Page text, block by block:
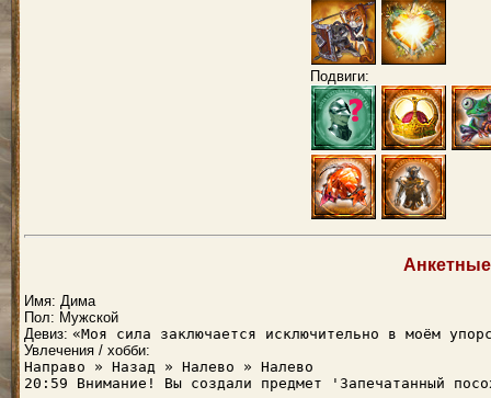
Подвиги:
Имя: Дима
Пол: Мужской
Девиз: «Моя сила заключается исключительно в моём
Увлечения / хобби:
Направо » Назад » Налево » Налево
20:59 Внимание! Вы создали предмет 'Запечатанный